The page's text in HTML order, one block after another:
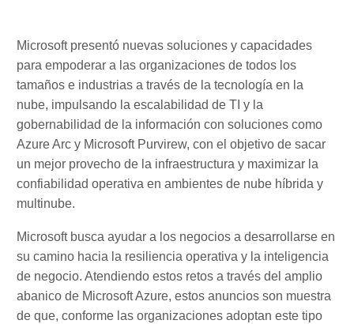
Microsoft presentó nuevas soluciones y capacidades
para empoderar a las organizaciones de todos los
tamaños e industrias a través de la tecnología en la
nube, impulsando la escalabilidad de TI y la
gobernabilidad de la información con soluciones como
Azure Arc y Microsoft Purvirew, con el objetivo de sacar
un mejor provecho de la infraestructura y maximizar la
confiabilidad operativa en ambientes de nube híbrida y
multinube.
Microsoft busca ayudar a los negocios a desarrollarse en
su camino hacia la resiliencia operativa y la inteligencia
de negocio. Atendiendo estos retos a través del amplio
abanico de Microsoft Azure, estos anuncios son muestra
de que, conforme las organizaciones adoptan este tipo